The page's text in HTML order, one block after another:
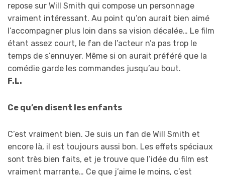
repose sur Will Smith qui compose un personnage
vraiment intéressant. Au point qu’on aurait bien aimé
l’accompagner plus loin dans sa vision décalée… Le film
étant assez court, le fan de l’acteur n’a pas trop le
temps de s’ennuyer. Même si on aurait préféré que la
comédie garde les commandes jusqu’au bout.
F.L.
Ce qu’en disent les enfants
C’est vraiment bien. Je suis un fan de Will Smith et
encore là, il est toujours aussi bon. Les effets spéciaux
sont très bien faits, et je trouve que l’idée du film est
vraiment marrante… Ce que j’aime le moins, c’est